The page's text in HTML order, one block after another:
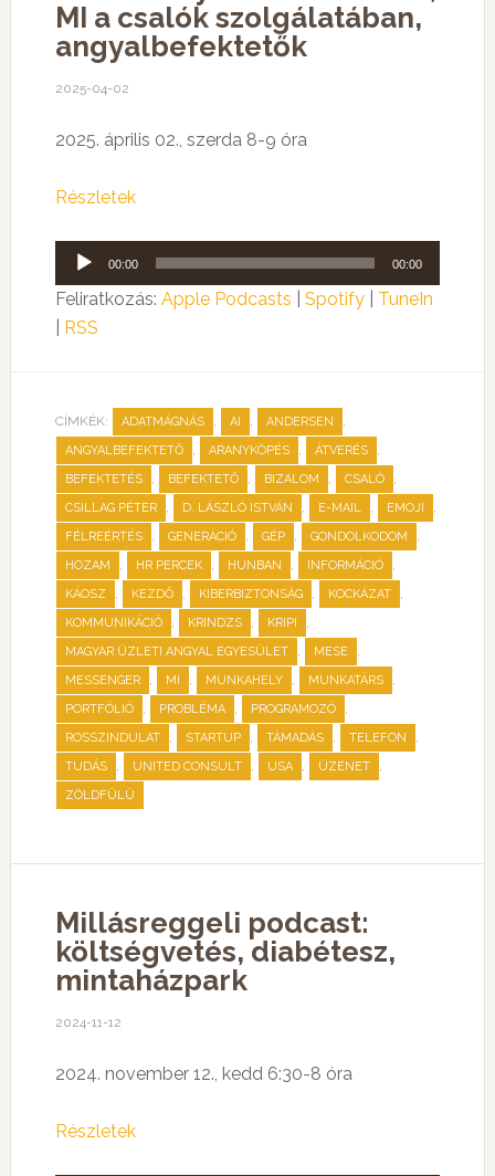
MI a csalók szolgálatában,
angyalbefektetők
2025-04-02
2025. április 02., szerda 8-9 óra
Részletek
Audió
lejátszó
00:00 00:00
Feliratkozás: Apple Podcasts Spotify| TuneIn
RSS
CÍMKÉK: ADATMÁGNÁS , AI , ANDERSEN ,
ANGYALBEFEKTETŐ , ARANYKÖPÉS , ÁTVERÉS ,
BEFEKTETÉS , BEFEKTETŐ , BIZALOM , CSALÓ ,
CSILLAG PÉTER , D. LÁSZLÓ ISTVÁN , E-MAIL , EMOJI ,
FÉLREÉRTÉS , GENERÁCIÓ , GÉP , GONDOLKODOM ,
HOZAM , HR PERCEK , HUNBAN , INFORMÁCIÓ ,
KÁOSZ , KEZDŐ , KIBERBIZTONSÁG , KOCKÁZAT ,
KOMMUNIKÁCIÓ , KRINDZS , KRIPI ,
MAGYAR ÜZLETI ANGYAL EGYESÜLET , MESE ,
MESSENGER , MI , MUNKAHELY , MUNKATÁRS ,
PORTFÓLIÓ , PROBLÉMA , PROGRAMOZÓ ,
ROSSZINDULAT , STARTUP , TÁMADÁS , TELEFON ,
TUDÁS , UNITED CONSULT , USA , ÜZENET ,
ZÖLDFÜLÜ
Millásreggeli podcast:
költségvetés, diabétesz,
mintaházpark
2024-11-12
2024. november 12., kedd 6:30-8 óra
Részletek